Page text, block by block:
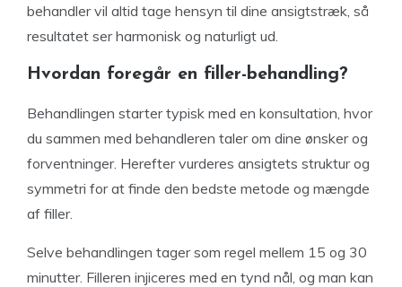
behandler vil altid tage hensyn til dine ansigtstræk, så
resultatet ser harmonisk og naturligt ud.
Hvordan foregår en filler-behandling?
Behandlingen starter typisk med en konsultation, hvor
du sammen med behandleren taler om dine ønsker og
forventninger. Herefter vurderes ansigtets struktur og
symmetri for at finde den bedste metode og mængde
af filler.
Selve behandlingen tager som regel mellem 15 og 30
minutter. Filleren injiceres med en tynd nål, og man kan